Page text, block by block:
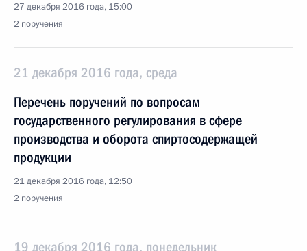
27 декабря 2016 года, 15:00
2 поручения
21 декабря 2016 года, среда
Перечень поручений по вопросам
государственного регулирования в сфере
производства и оборота спиртосодержащей
продукции
21 декабря 2016 года, 12:50
2 поручения
19 декабря 2016 года, понедельник